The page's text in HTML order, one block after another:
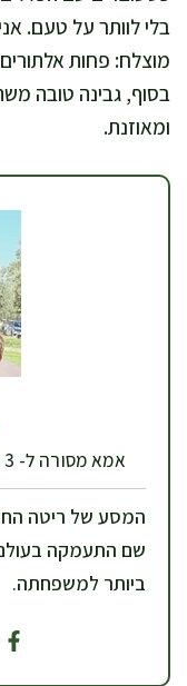
בלי לוותר על טעם.
מוצלח: פחות אלתורים,
בסוף, גבינה טובה
ומאוזנת.
אמא מסורה ל- 3 והקול המנחה של אתר נוטרי-מאיה
המסע של ריטה
שם התעמקה
ביותר למשפחתה.